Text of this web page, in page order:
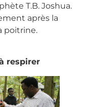
T.B. Joshua.
après la
poitrine.
respirer